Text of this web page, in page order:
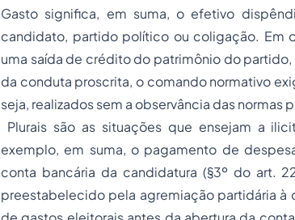
Gasto significa, em suma, o efetivo
candidato, partido político ou coligação. Em
uma saída de crédito do patrimônio do
da conduta proscrita, o comando normativo
seja, realizados sem a observância das normas
Plurais são as situações que ensejam a
exemplo, em suma, o pagamento de
conta bancária da candidatura (§3º do art.
preestabelecido pela agremiação partidária à